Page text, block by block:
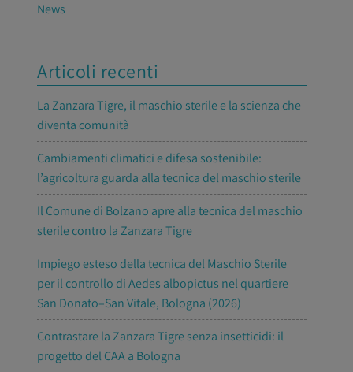
News
Articoli recenti
La Zanzara Tigre, il maschio sterile e la scienza che
diventa comunità
Cambiamenti climatici e difesa sostenibile:
l’agricoltura guarda alla tecnica del maschio sterile
Il Comune di Bolzano apre alla tecnica del maschio
sterile contro la Zanzara Tigre
Impiego esteso della tecnica del Maschio Sterile
per il controllo di Aedes albopictus nel quartiere
San Donato–San Vitale, Bologna (2026)
Contrastare la Zanzara Tigre senza insetticidi: il
progetto del CAA a Bologna